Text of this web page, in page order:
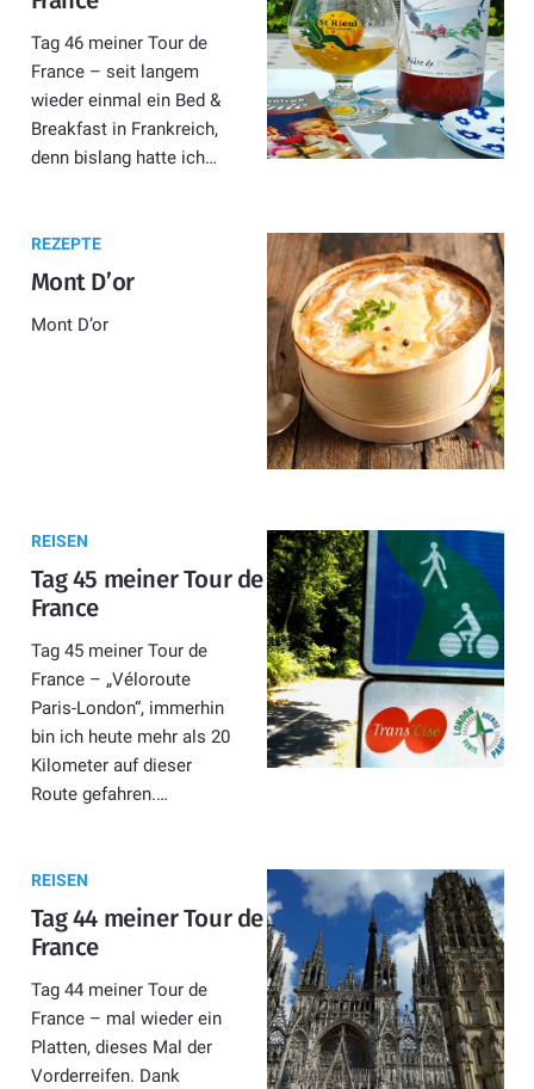
Tag 46 meiner Tour de
France – seit langem
wieder einmal ein Bed &
Breakfast in Frankreich,
denn bislang hatte ich…
REZEPTE
Mont D’or
Mont D’or
REISEN
Tag 45 meiner Tour de
France
Tag 45 meiner Tour de
France – „Véloroute
Paris-London“, immerhin
bin ich heute mehr als 20
Kilometer auf dieser
Route gefahren.…
REISEN
Tag 44 meiner Tour de
France
Tag 44 meiner Tour de
France – mal wieder ein
Platten, dieses Mal der
Vorderreifen. Dank